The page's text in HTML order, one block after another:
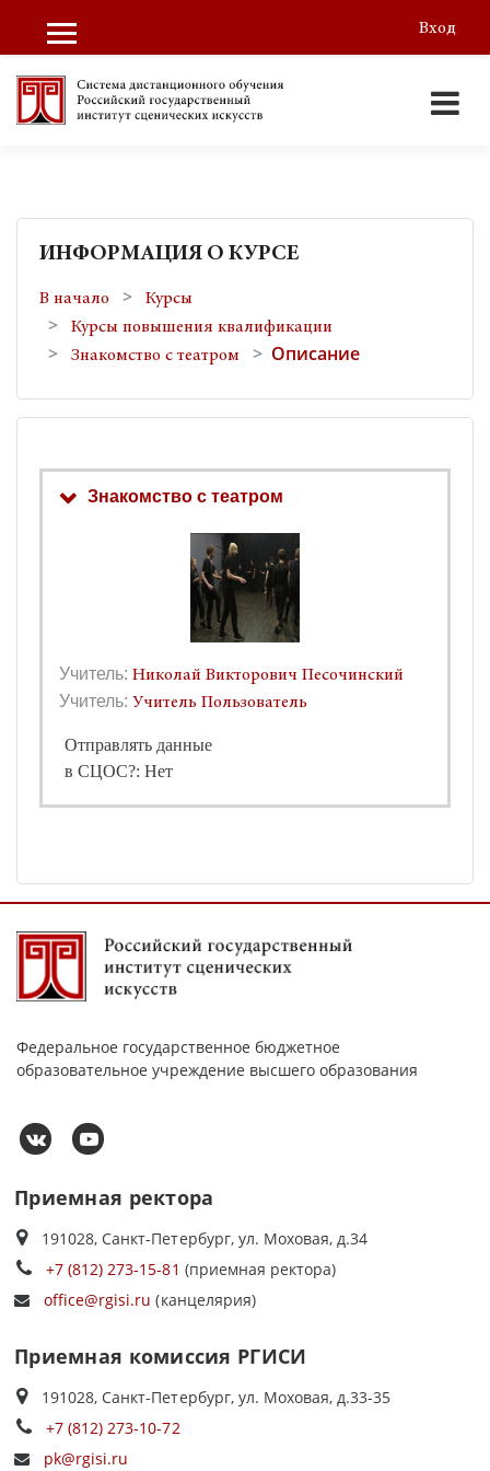
Боковая панель Вход
ИНФОРМАЦИЯ О КУРСЕ
В начало
Курсы
Курсы повышения квалификации
Знакомство с театром
Описание
Знакомство с театром
Учитель: Николай Викторович Песочинский
Учитель: Учитель Пользователь
Отправлять данные
в СЦОС?: Нет
Федеральное государственное бюджетное
образовательное учреждение высшего образования
Приемная ректора
191028, Санкт-Петербург, ул. Моховая, д.34
+7 (812) 273-15-81 (приемная ректора)
office@rgisi.ru (канцелярия)
Приемная комиссия РГИСИ
191028, Санкт-Петербург, ул. Моховая, д.33-35
+7 (812) 273-10-72
pk@rgisi.ru